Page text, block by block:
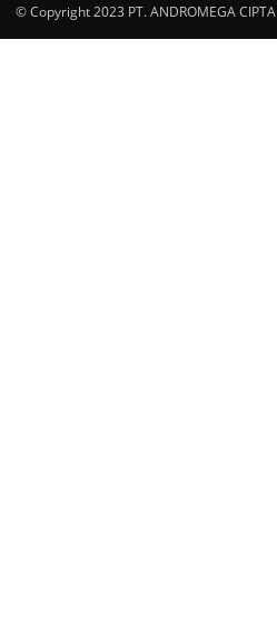
© Copyright 2023 PT. ANDROMEGA